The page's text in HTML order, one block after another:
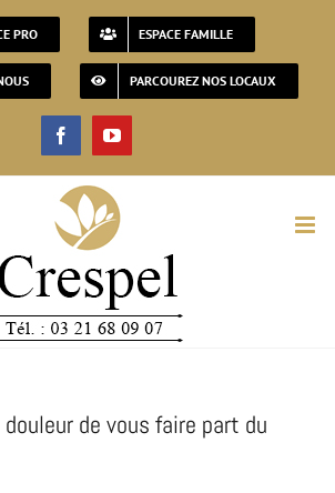
PRO ESPACE FAMILLE
PARCOUREZ NOS LOCAUX
FacebookYouTube
de vous faire part du